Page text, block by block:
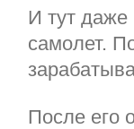
И тут даже
самолет.
После его